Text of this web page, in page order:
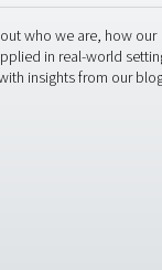
och
inte bara
steg mot